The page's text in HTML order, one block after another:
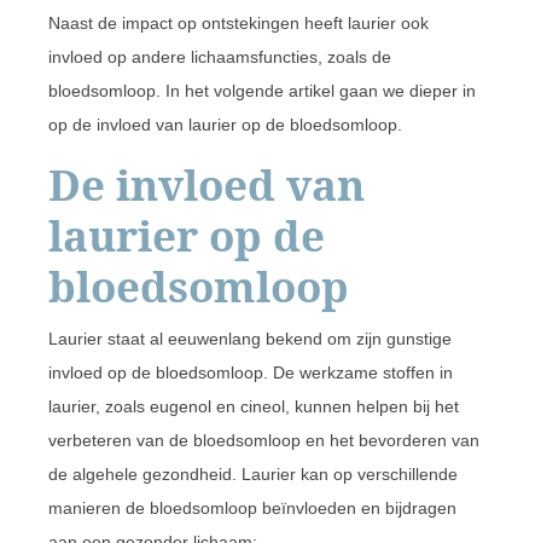
Naast de impact op ontstekingen heeft laurier ook
invloed op andere lichaamsfuncties, zoals de
bloedsomloop. In het volgende artikel gaan we dieper in
op de invloed van laurier op de bloedsomloop.
De invloed van
laurier op de
bloedsomloop
Laurier staat al eeuwenlang bekend om zijn gunstige
invloed op de bloedsomloop. De werkzame stoffen in
laurier, zoals eugenol en cineol, kunnen helpen bij het
verbeteren van de bloedsomloop en het bevorderen van
de algehele gezondheid. Laurier kan op verschillende
manieren de bloedsomloop beïnvloeden en bijdragen